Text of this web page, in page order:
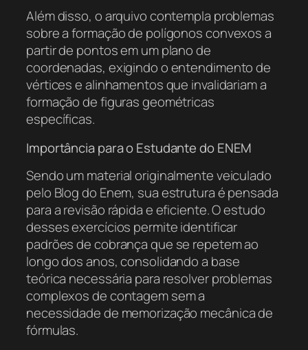
Além disso, o arquivo contempla problemas
sobre a formação de polígonos convexos a
partir de pontos em um plano de
coordenadas, exigindo o entendimento de
vértices e alinhamentos que invalidariam a
formação de figuras geométricas
específicas.
Importância para o Estudante do ENEM
Sendo um material originalmente veiculado
pelo Blog do Enem, sua estrutura é pensada
para a revisão rápida e eficiente. O estudo
desses exercícios permite identificar
padrões de cobrança que se repetem ao
longo dos anos, consolidando a base
teórica necessária para resolver problemas
complexos de contagem sem a
necessidade de memorização mecânica de
fórmulas.